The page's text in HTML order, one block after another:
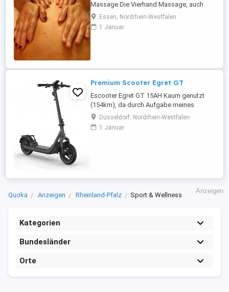
Massage Die Vierhand Massage, auch
bekannt als "4-Hand-Massage", ist eine
luxuriöse Wellness-Anwendung, bei der
zwei Masseurin synchron
Bewegungen der beiden Therapeuten ...
Essen, Nordrhein-Westfalen
1 Januar
Premium Scooter Egret GT
Escooter Egret GT 15AH Kaum genutzt
(154km), da durch Aufgabe meines
Wohmobils überflüssig. Der Scooter ist
im April 25 für 1638 gekauft worden und
hat noch bis zum April 27 Garantie.
Düsseldorf, Nordrhein-Westfalen
1 Januar
Quoka Anzeigen Rheinland-Pfalz Sport & Wellness
Kategorien
Bundesländer
Orte
Anzeigen